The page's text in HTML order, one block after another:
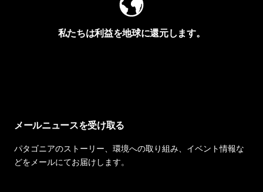
私たちは利益を地球に還元します。
メールニュースを受け取る
パタゴニアのストーリー、環境への取り組み、イベント情報な
どをメールにてお届けします。